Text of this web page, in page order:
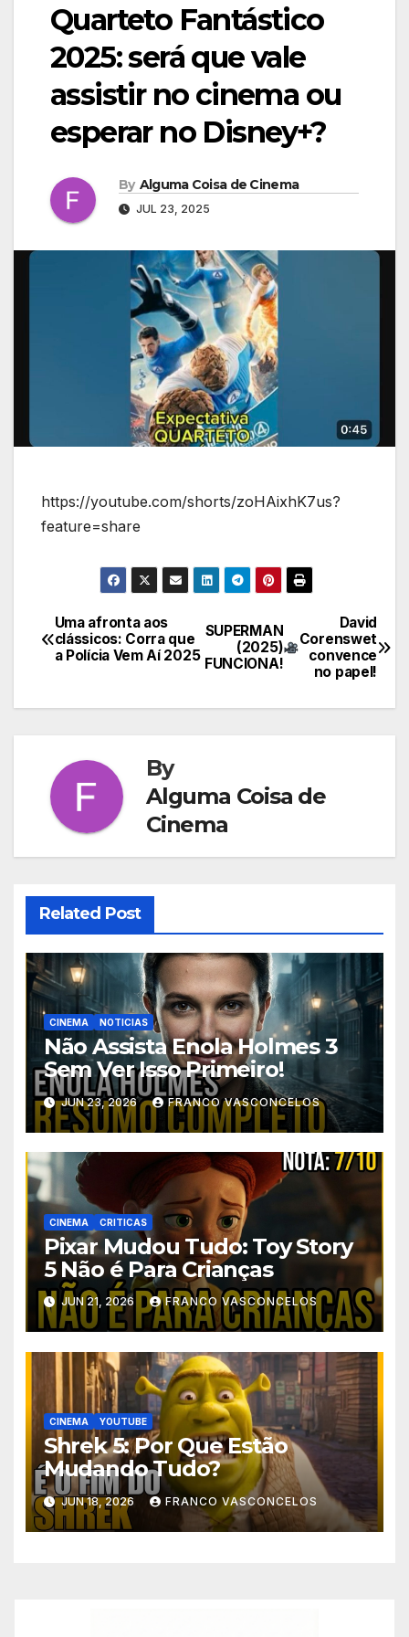
Quarteto Fantástico
2025: será que vale
assistir no cinema ou
esperar no Disney+?
By Alguma Coisa de Cinema
JUL 23, 2025
https://youtube.com/shorts/zoHAixhK7us?
feature=share
Navegação
de
Post
SUPERMAN
(2025)
FUNCIONA!
David
Corenswet
convence
no papel!
Uma afronta aos
clássicos: Corra que
a Polícia Vem Aí 2025
By
Alguma Coisa de
Cinema
Related Post
CINEMA NOTICIAS
Não Assista Enola Holmes 3
Sem Ver Isso Primeiro!
JUN 23, 2026 FRANCO VASCONCELOS
CINEMA CRITICAS
Pixar Mudou Tudo: Toy Story
5 Não é Para Crianças
JUN 21, 2026 FRANCO VASCONCELOS
CINEMA YOUTUBE
Shrek 5: Por Que Estão
Mudando Tudo?
JUN 18, 2026 FRANCO VASCONCELOS